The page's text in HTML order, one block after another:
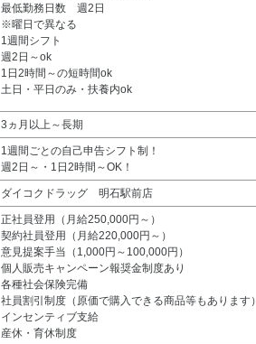
最低勤務日数 週2日
※曜日で異なる
1週間シフト
週2日～ok
1日2時間～の短時間ok
土日・平日のみ・扶養内ok
3ヵ月以上～長期
1週間ごとの自己申告シフト制！
週2日～・1日2時間～OK！
ダイコクドラッグ 明石駅前店
正社員登用（月給250,000円～）
契約社員登用（月給220,000円～）
意見提案手当（1,000円～100,000円）
個人販売キャンペーン報奨金制度あり
各種社会保険完備
社員割引制度（原価で購入できる商品等もあります）
インセンティブ支給
産休・育休制度